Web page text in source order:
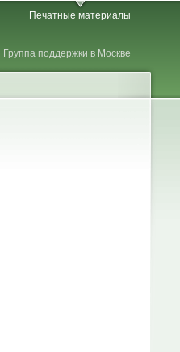
Печатные материалы
Группа поддержки в Москве